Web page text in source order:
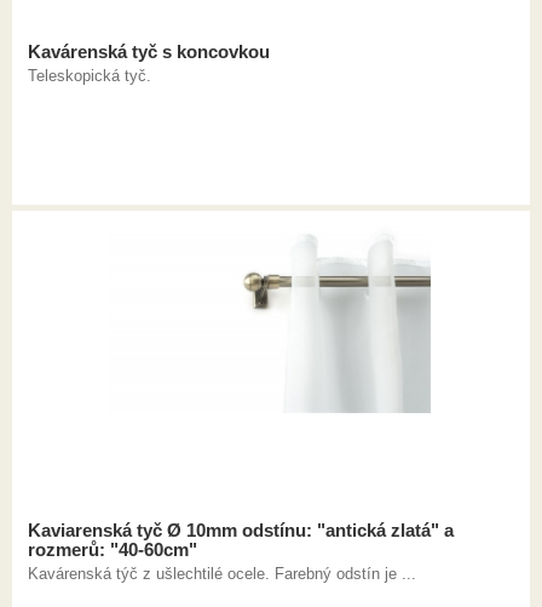
Kavárenská tyč s koncovkou
Teleskopická tyč.
Kaviarenská tyč Ø 10mm odstínu: "antická zlatá" a
rozmerů: "40-60cm"
Kavárenská týč z ušlechtilé ocele. Farebný odstín je ...